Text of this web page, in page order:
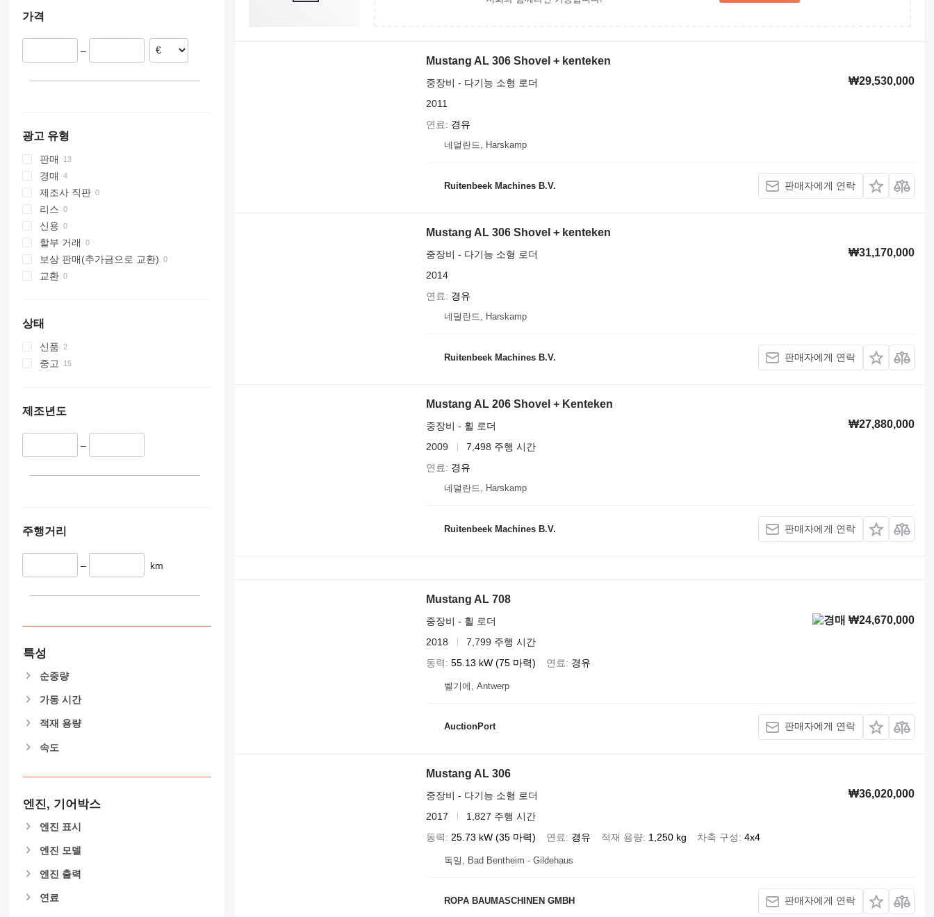
315
318
320
321
322
323
324
325
326
329
345
349
374
390
428
908
910
914
924
930
938
950
953
962
456
8018
8026
8030
8035
CT
JS
JZ
NXT
S-Series
4394
Pecolift
Toucan
XZ
노르웨이
가격
–
광고 유형
판매
경매
제조사 직판
리스
신용
할부 거래
보상 판매(추가금으로 교환)
교환
상태
신품
중고
제조년도
–
주행거리
– km
특성
순중량
가동 시간
적재 용량
속도
엔진, 기어박스
엔진 표시
엔진 모델
엔진 출력
연료
Mustang AL 306 Shovel + kenteken
₩29,530,000
중장비 - 다기능 소형 로더
2011
연료
경유
네덜란드, Harskamp
Ruitenbeek Machines B.V. 판매자에게 연락
Mustang AL 306 Shovel + kenteken
₩31,170,000
중장비 - 다기능 소형 로더
2014
연료
경유
네덜란드, Harskamp
Ruitenbeek Machines B.V. 판매자에게 연락
Mustang AL 206 Shovel + Kenteken
₩27,880,000
중장비 - 휠 로더
2009
7,498 주행 시간
연료
경유
네덜란드, Harskamp
Ruitenbeek Machines B.V. 판매자에게 연락
Mustang AL 708
₩24,670,000
중장비 - 휠 로더
2018
7,799 주행 시간
동력
55.13 kW (75 마력) 연료 경유
벨기에, Antwerp
AuctionPort 판매자에게 연락
Mustang AL 306
₩36,020,000
중장비 - 다기능 소형 로더
2017
1,827 주행 시간
동력
25.73 kW (35 마력) 연료 경유 적재 용량 1,250 kg 차축 구성 4x4
독일, Bad Bentheim - Gildehaus
ROPA BAUMASCHINEN GMBH 판매자에게 연락